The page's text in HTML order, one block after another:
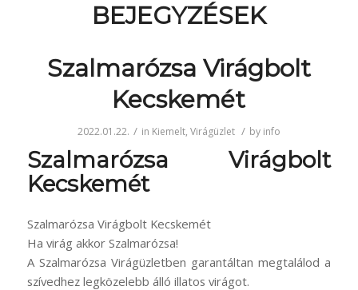
BEJEGYZÉSEK
Szalmarózsa Virágbolt
Kecskemét
2022.01.22. / in Kiemelt, Virágüzlet / by info
Szalmarózsa Virágbolt
Kecskemét
Szalmarózsa Virágbolt Kecskemét
Ha virág akkor Szalmarózsa!
A Szalmarózsa Virágüzletben garantáltan megtalálod a
szívedhez legközelebb álló illatos virágot.